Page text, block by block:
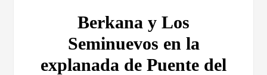
Berkana y Los
Seminuevos en la
explanada de Puente del